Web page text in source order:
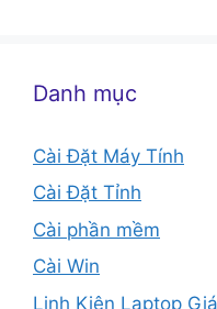
Danh mục
Cài Đặt Máy Tính
Cài Đặt Tỉnh
Cài phần mềm
Cài Win
Linh Kiện Laptop